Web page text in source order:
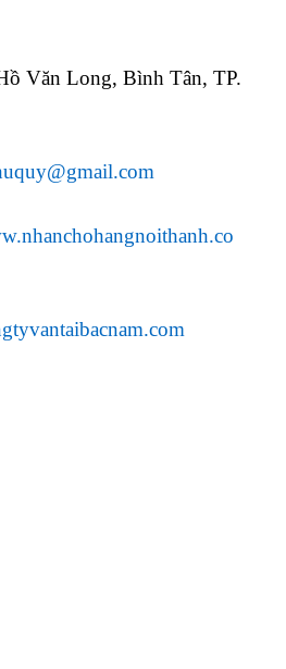
Văn Long, Bình Tân, TP.